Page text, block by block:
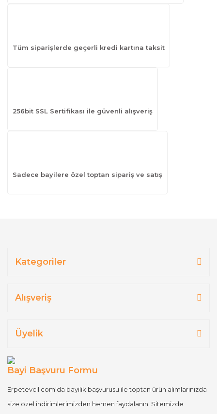
Tüm siparişlerde geçerli kredi kartına taksit
256bit SSL Sertifikası ile güvenli alışveriş
Sadece bayilere özel toptan sipariş ve satış
Kategoriler
Alışveriş
Üyelik
Bayi Başvuru Formu
Erpetevcil.com'da bayilik başvurusu ile toptan ürün alımlarınızda
size özel indirimlerimizden hemen faydalanın. Sitemizde